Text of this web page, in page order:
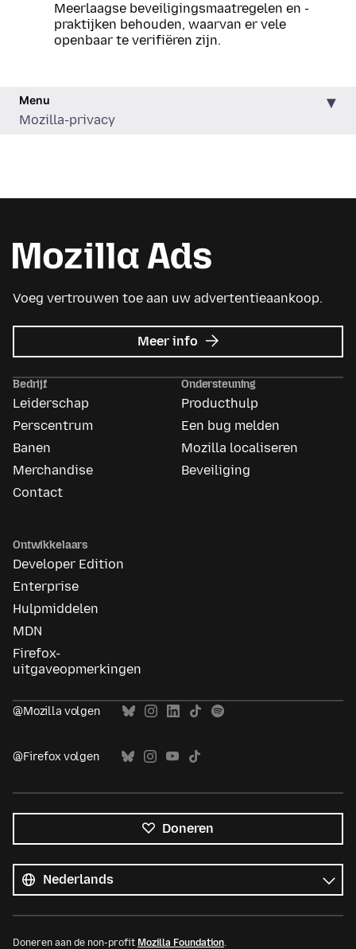
Meerlaagse beveiligingsmaatregelen en -
praktijken behouden, waarvan er vele
openbaar te verifiëren zijn.
Menu
Mozilla-privacy
Voeg vertrouwen toe aan uw advertentieaankoop.
Meer info over
Mozilla
Bedrijf
Leiderschap
Perscentrum
Banen
Merchandise
Contact
Ondersteuning
Producthulp
Een bug melden
Mozilla localiseren
Beveiliging
Ontwikkelaars
Developer Edition
Enterprise
Hulpmiddelen
MDN
Firefox-
uitgaveopmerkingen
@Mozilla volgen
@Firefox volgen
Doneren
talen
Taal
Doneren aan de non-profit Mozilla Foundation